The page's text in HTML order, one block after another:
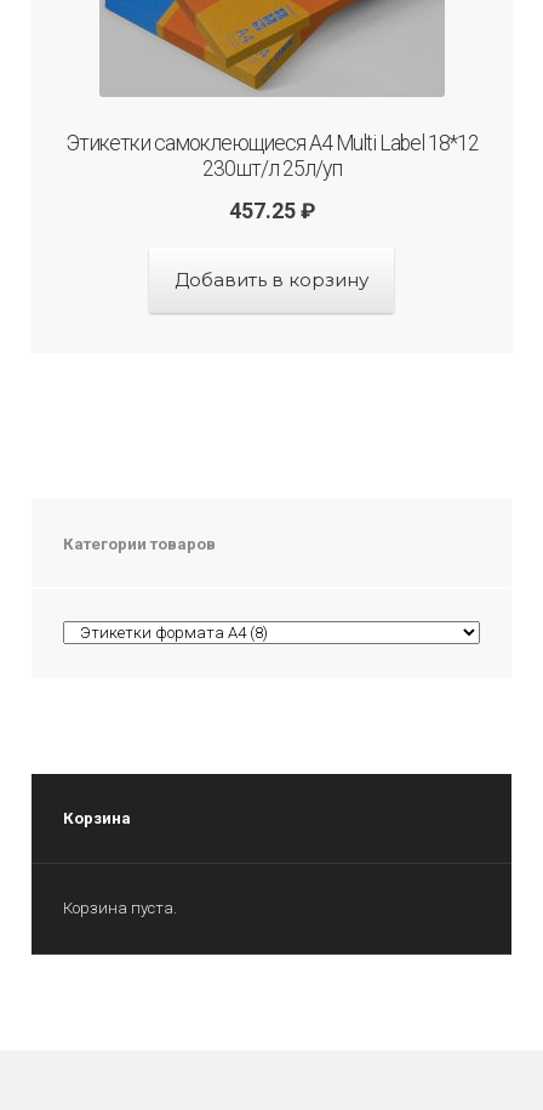
Этикетки самоклеющиеся А4 Multi Label 18*12
230шт/л 25л/уп
457.25 ₽
Добавить в корзину
Категории товаров
Корзина
Корзина пуста.